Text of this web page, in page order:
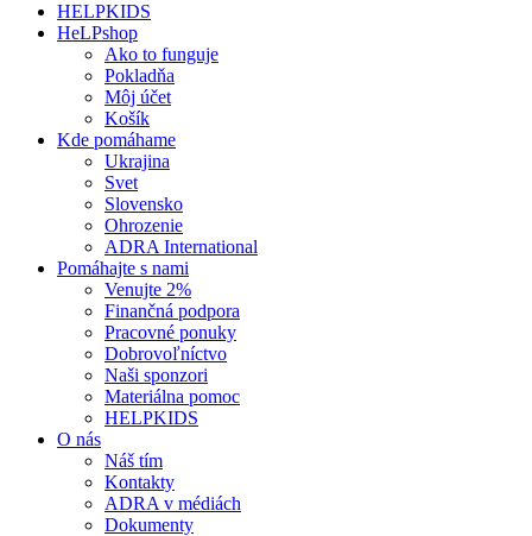
HELPKIDS
HeLPshop
Ako to funguje
Pokladňa
Môj účet
Košík
Kde pomáhame
Ukrajina
Svet
Slovensko
Ohrozenie
ADRA International
Pomáhajte s nami
Venujte 2%
Finančná podpora
Pracovné ponuky
Dobrovoľníctvo
Naši sponzori
Materiálna pomoc
HELPKIDS
O nás
Náš tím
Kontakty
ADRA v médiách
Dokumenty